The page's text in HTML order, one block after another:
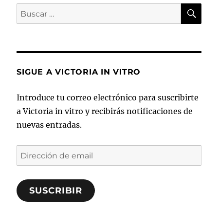
Buscar
por:
SIGUE A VICTORIA IN VITRO
Introduce tu correo electrónico para suscribirte
a Victoria in vitro y recibirás notificaciones de
nuevas entradas.
Dirección
de
email
SUSCRIBIR